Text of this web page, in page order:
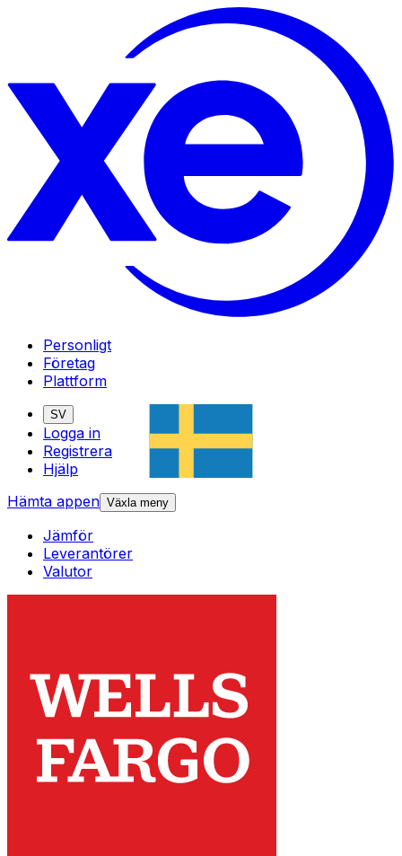
Personligt
Företag
Plattform
SV
Logga in
Registrera
Hjälp
Hämta appen Växla meny
Jämför
Leverantörer
Valutor